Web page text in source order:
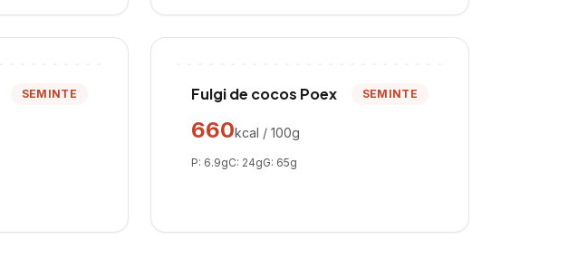
SEMINTE Fulgi de cocos Poex SEMINTE
660kcal / 100g
P: 6.9gC: 24gG: 65g